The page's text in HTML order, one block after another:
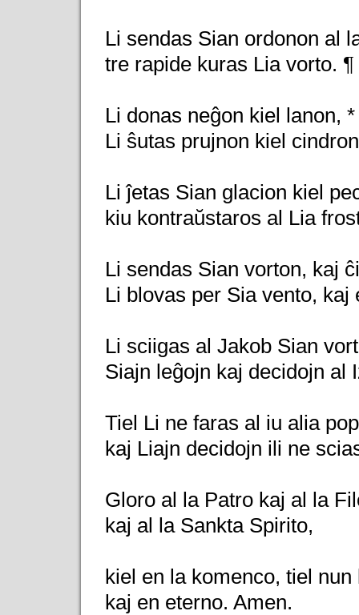
Li sendas Sian ordonon al
tre rapide kuras Lia vorto. ¶
Li donas neĝon kiel lanon, *
Li ŝutas prujnon kiel
Li ĵetas Sian glacion kiel
kiu kontraŭstaros al Lia
Li sendas Sian vorton, kaj
Li blovas per Sia vento, kaj
Li sciigas al Jakob Sian
Siajn leĝojn kaj decidojn al
Tiel Li ne faras al iu alia
kaj Liajn decidojn ili ne
Gloro al la Patro kaj al la
kaj al la Sankta Spirito,
kiel en la komenco, tiel
kaj en eterno. Amen.